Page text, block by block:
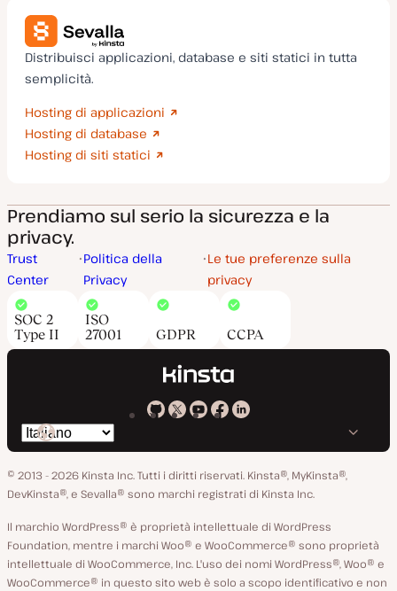
Distribuisci applicazioni, database e siti statici in tutta
semplicità.
Hosting di applicazioni
Hosting di database
Hosting di siti statici
Prendiamo sul serio la sicurezza e la
privacy.
Trust
Center
Politica della
Privacy
Le tue preferenze sulla
privacy
SOC 2
Type II
ISO
27001
GDPR CCPA
Kinsta
GitHub
Kinsta
X
Kinsta
YouTube
Kinsta
Facebook
Kinsta
LinkedIn
Cambia
lingua
© 2013 - 2026 Kinsta Inc. Tutti i diritti riservati. Kinsta®, MyKinsta®,
DevKinsta®, e Sevalla® sono marchi registrati di Kinsta Inc.
Il marchio WordPress® è proprietà intellettuale di WordPress
Foundation, mentre i marchi Woo® e WooCommerce® sono proprietà
intellettuale di WooCommerce, Inc. L'uso dei nomi WordPress®, Woo® e
WooCommerce® in questo sito web è solo a scopo identificativo e non